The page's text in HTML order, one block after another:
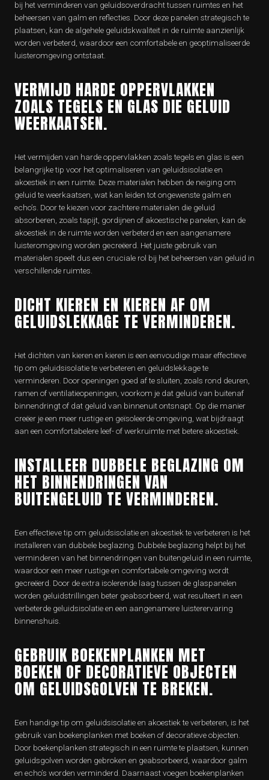
bij het verminderen van geluidsoverdracht tussen ruimtes en het
beheersen van galm en reflecties. Door deze panelen strategisch te
plaatsen, kan de algehele geluidskwaliteit in de ruimte aanzienlijk
worden verbeterd, waardoor een comfortabele en geoptimaliseerde
luisteromgeving ontstaat.
VERMIJD HARDE OPPERVLAKKEN
ZOALS TEGELS EN GLAS DIE GELUID
WEERKAATSEN.
Het vermijden van harde oppervlakken zoals tegels en glas is een
belangrijke tip voor het optimaliseren van geluidsisolatie en
akoestiek in een ruimte. Deze materialen hebben de neiging om
geluid te weerkaatsen, wat kan leiden tot ongewenste galm en
echo’s. Door te kiezen voor zachtere materialen die geluid
absorberen, zoals tapijt, gordijnen of akoestische panelen, kan de
akoestiek in de ruimte worden verbeterd en een aangenamere
luisteromgeving worden gecreëerd. Het juiste gebruik van
materialen speelt dus een cruciale rol bij het beheersen van geluid in
verschillende ruimtes.
DICHT KIEREN EN KIEREN AF OM
GELUIDSLEKKAGE TE VERMINDEREN.
Het dichten van kieren en kieren is een eenvoudige maar effectieve
tip om geluidsisolatie te verbeteren en geluidslekkage te
verminderen. Door openingen goed af te sluiten, zoals rond deuren,
ramen of ventilatieopeningen, voorkom je dat geluid van buitenaf
binnendringt of dat geluid van binnenuit ontsnapt. Op die manier
creëer je een meer rustige en geïsoleerde omgeving, wat bijdraagt
aan een comfortabelere leef- of werkruimte met betere akoestiek.
INSTALLEER DUBBELE BEGLAZING OM
HET BINNENDRINGEN VAN
BUITENGELUID TE VERMINDEREN.
Een effectieve tip om geluidsisolatie en akoestiek te verbeteren is het
installeren van dubbele beglazing. Dubbele beglazing helpt bij het
verminderen van het binnendringen van buitengeluid in een ruimte,
waardoor een meer rustige en comfortabele omgeving wordt
gecreëerd. Door de extra isolerende laag tussen de glaspanelen
worden geluidstrillingen beter geabsorbeerd, wat resulteert in een
verbeterde geluidsisolatie en een aangenamere luisterervaring
binnenshuis.
GEBRUIK BOEKENPLANKEN MET
BOEKEN OF DECORATIEVE OBJECTEN
OM GELUIDSGOLVEN TE BREKEN.
Een handige tip om geluidsisolatie en akoestiek te verbeteren, is het
gebruik van boekenplanken met boeken of decoratieve objecten.
Door boekenplanken strategisch in een ruimte te plaatsen, kunnen
geluidsgolven worden gebroken en geabsorbeerd, waardoor galm
en echo’s worden verminderd. Daarnaast voegen boekenplanken